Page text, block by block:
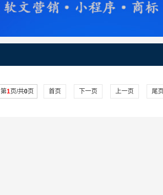
第1页/共0页 首页 下一页 上一页 尾